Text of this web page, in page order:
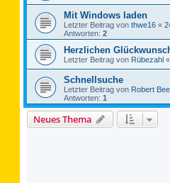
Mit Windows laden
Letzter Beitrag von thwe16 «
Antworten: 2
Herzlichen
Letzter Beitrag von Rübezahl «
Schnellsuche
Letzter Beitrag von Robert
Antworten: 1
Neues Thema